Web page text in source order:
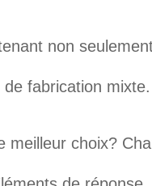
non
fabrication mixte.
meilleur choix?